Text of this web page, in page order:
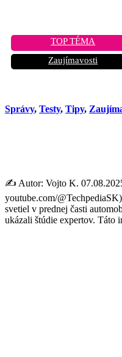
TOP TÉMA
Zaujímavosti
Správy, Testy, Tipy,
✍️ Autor: Vojto K.
youtube.com/
svetiel v prednej časti
ukázali štúdie expertov. Táto